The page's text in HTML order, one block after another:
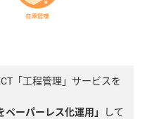
「工程管理」サービスを
ペーパーレス化運用」
して